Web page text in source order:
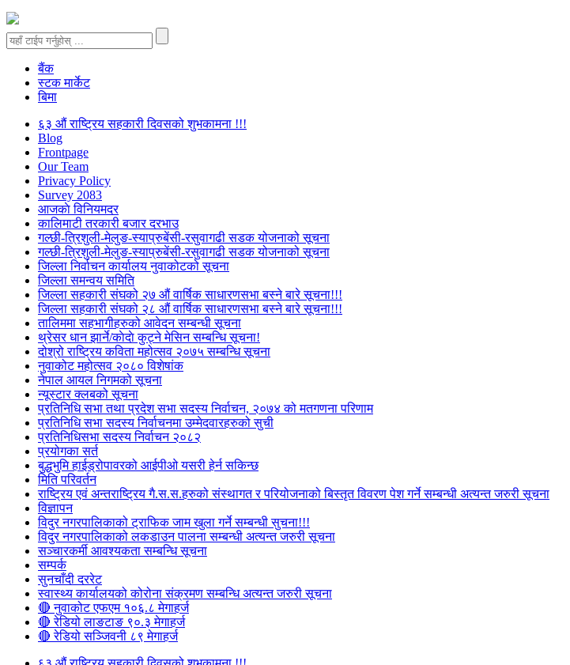
बैंक
स्टक मार्केट
बिमा
६३ औं राष्ट्रिय सहकारी दिवसको शुभकामना !!!
Blog
Frontpage
Our Team
Privacy Policy
Survey 2083
आजकाे विनियमदर
कालिमाटी तरकारी बजार दरभाउ
गल्छी-त्रिशुली-मेलुङ-स्याप्रुबेंसी-रसुवागढी सडक योजनाको सूचना
गल्छी-त्रिशुली-मेलुङ-स्याप्रुबेंसी-रसुवागढी सडक योजनाको सूचना
जिल्ला निर्वाचन कार्यालय नुवाकोटको सूचना
जिल्ला समन्वय समिति
जिल्ला सहकारी संघको २७ औं वार्षिक साधारणसभा बस्ने बारे सूचना!!!
जिल्ला सहकारी संघको २८ औं वार्षिक साधारणसभा बस्ने बारे सूचना!!!
तालिममा सहभागीहरुको आवेदन सम्बन्धी सूचना
थ्रेसर धान झार्ने/काेदाे कुट्ने मेसिन सम्बन्धि सूचना!
दोश्रो राष्ट्रिय कविता महोत्सव २०७५ सम्बन्धि सूचना
नुवाकोट महोत्सव २०८० विशेषांक
नेपाल आयल निगमको सूचना
न्यूस्टार क्लबको सूचना
प्रतिनिधि सभा तथा प्रदेश सभा सदस्य निर्वाचन, २०७४ को मतगणना परिणाम
प्रतिनिधि सभा सदस्य निर्वाचनमा उम्मेदवारहरुको सुची
प्रतिनिधिसभा सदस्य निर्वाचन २०८२
प्रयोगका सर्त
बुद्धभुमि हाईड्रोपावरको आईपीओ यसरी हेर्न सकिन्छ
मिति परिवर्तन
राष्ट्रिय एवं अन्तराष्ट्रिय गै.स.स.हरुको संस्थागत र परियोजनाको बिस्तृत विवरण पेश गर्ने सम्बन्धी अत्यन्त जरुरी सूचना
विज्ञापन
विदुर नगरपालिकाको ट्राफिक जाम खुला गर्ने सम्बन्धी सुचना!!!
विदुर नगरपालिकाको लकडाउन पालना सम्बन्धी अत्यन्त जरुरी सूचना
सञ्चारकर्मी आवश्यकता सम्बन्धि सूचना
सम्पर्क
सुनचाँदी दररेट
स्वास्थ्य कार्यालयको कोरोना संक्रमण सम्बन्धि अत्यन्त जरुरी सूचना
🔴 नुवाकोट एफएम १०६.८ मेगाहर्ज
🔴 रेडियो लाङटाङ ९०.३ मेगाहर्ज
🔴 रेडियो सञ्जिवनी ८९ मेगाहर्ज